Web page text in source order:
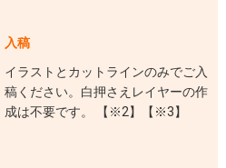
入稿
イラストとカットラインのみでご入
稿ください。白押さえレイヤーの作
成は不要です。 【※2】【※3】